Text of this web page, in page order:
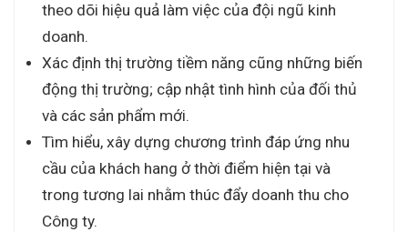
theo dõi hiệu quả làm việc của đội ngũ kinh
doanh.
Xác định thị trường tiềm năng cũng những biến
động thị trường; cập nhật tình hình của đối thủ
và các sản phẩm mới.
Tìm hiểu, xây dựng chương trình đáp ứng nhu
cầu của khách hang ở thời điểm hiện tại và
trong tương lai nhằm thúc đẩy doanh thu cho
Công ty.